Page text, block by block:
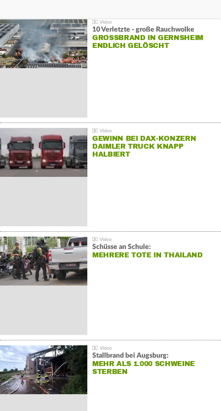
10 Verletzte - große Rauchwolke
GROSSBRAND IN GERNSHEIM E
NDLICH GELÖSCHT
GEWINN BEI DAX-KONZERN
DAIMLER TRUCK KNAPP
HALBIERT
Schüsse an Schule:
MEHRERE TOTE IN THAILAND
Stallbrand bei Augsburg:
MEHR ALS 1.000 SCHWEINE
STERBEN